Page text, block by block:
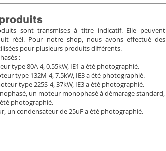
sont transmises à titre indicatif. Elle peuvent
réél. Pour notre shop, nous avons effectué des
pour plusieurs produits différents.
:
type 80A-4, 0.55kW, IE1 a été photographié.
type 132M-4, 7.5kW, IE3 a été photographié.
type 225S-4, 37kW, IE3 a été photographié.
un moteur monophasé à démarage standard,
photographié.
un condensateur de 25uF a été photographié.